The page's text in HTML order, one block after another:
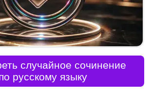
случайное сочинение
русскому языку